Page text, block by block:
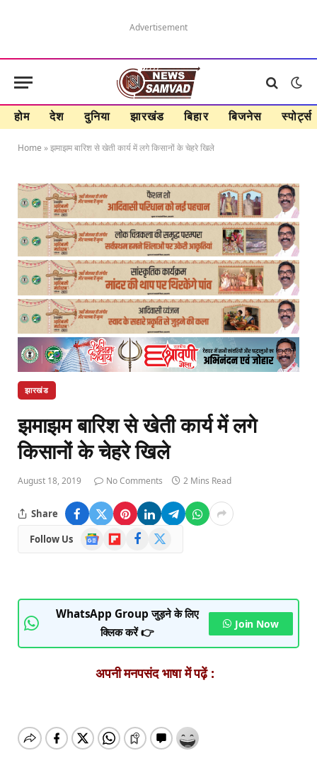
Advertisement
होम देश दुनिया झारखंड बिहार बिजनेस स्पोर्ट्स
Home »झमाझम बारिश से खेती कार्य में लगे किसानों के चेहरे खिले
झारखंड
झमाझम बारिश से खेती कार्य में लगे
किसानों के चेहरे खिले
August 18, 2019 No Comments 2 Mins Read
Share
Follow Us
Google
News
FlipboardFacebook
WhatsApp Group जुड़ने के लिए
क्लिक करें 👉
Join Now
अपनी मनपसंद भाषा में पढ़ें :